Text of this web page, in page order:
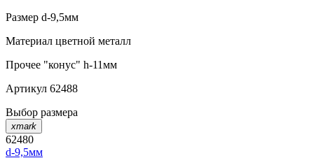
Размер d-9,5мм
Материал цветной металл
Прочее "конус" h-11мм
Артикул 62488
Выбор размера
xmark
62480
d-9,5мм